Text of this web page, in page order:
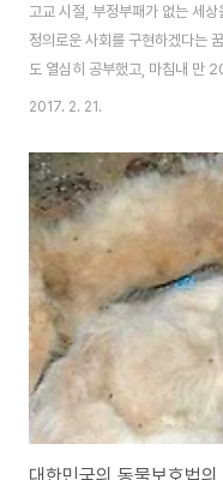
고교 시절, 부정부패가 없는 세
정의로운 사회를 구현하겠다는
도 열심히 공부했고, 마침내 만
며 검사직에 오른다. 이제 그에게
의의 정반대 편, 그것도 그 중심
착, 전관예우 등 그 모든 고질적
된 채 끝끝내 본인의 잘못을 부
석 우병우이다. 도대체 어디서
하게 된 것일까? 과..
2017. 2. 21.